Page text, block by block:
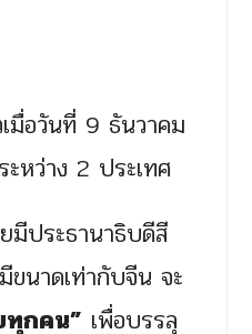
มื่อวันที่ 9 ธันวาคม
หว่าง 2 ประเทศ
มีประธานาธิบดีสี
ขนาดเท่ากับจีน จะ
กคน” เพื่อบรรลุ